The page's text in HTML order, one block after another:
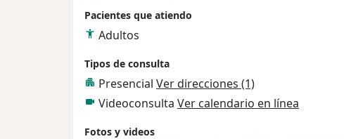
Pacientes que atiendo
Adultos
Tipos de consulta
Presencial Ver direcciones (1)
Videoconsulta Ver calendario en línea
Fotos y videos